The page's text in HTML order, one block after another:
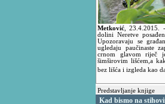
Metković ,23.4.2015.
dolini Neretve
Upozoravaju se
ugledaju paučinaste
crnom glavom riječ
šimširovim lišćem,a
bez lišća i izgleda kao
Predstavljanje knjige
Kad bismo na